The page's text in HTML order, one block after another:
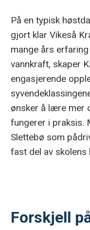
På en typisk
gjort klar Vikeså
mange års
vannkraft, skaper
engasjerende
ønsker å lære mer
fungerer i praksis.
Slettebø som
fast del av
Forskjell